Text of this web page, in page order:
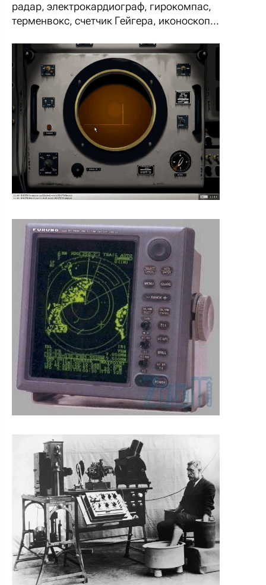
радар, электрокардиограф, гирокомпас,
терменвокс, счетчик Гейгера, иконоскоп...